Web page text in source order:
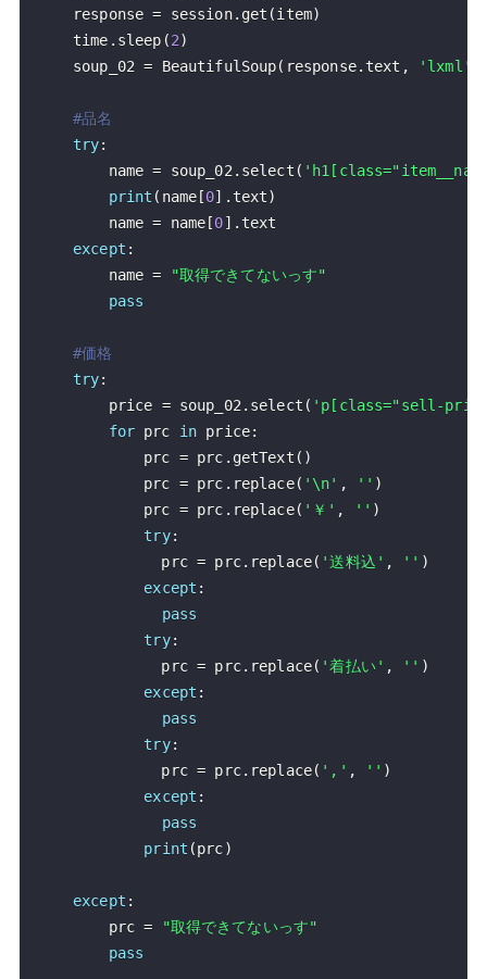
    response
= session. get (item)
    time
. sleep (2)
    soup_02
= BeautifulSoup( response.text , 'lxml'
#品名
try:
        name
= soup_02 . select (
print ( name [0] .text)
        name
= name [0] .
except :
        name
=
"取得できてないっす"
pass
#価格
try:
        price
= soup_02 . select ( 'p[class="sell-
for prc in price:
            prc
= prc . getText ( )
            prc
= prc . replace( '\n' , '' )
            prc
= prc . replace( '￥' , '' )
try:
              prc
= prc. replace( '送料込' , '' )
except :
pass
try:
              prc
= prc. replace( '着払い' , '' )
except :
pass
try:
              prc
= prc. replace( ',' , '' )
except :
pass
print (prc)
except :
        prc
=
"取得できてないっす"
pass